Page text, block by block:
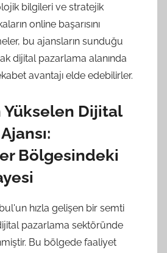
bilgileri ve stratejik
online başarısını
bu ajansların sunduğu
dijital pazarlama alanında
avantajı elde edebilirler.
Yükselen Dijital
Bölgesindeki
hızla gelişen bir semti
pazarlama sektöründe
Bu bölgede faaliyet